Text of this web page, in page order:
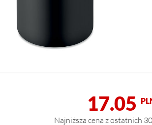
17.05
Najniższa cena z ostatnich